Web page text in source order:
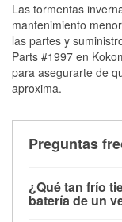
Las tormentas
mantenimiento
las partes y
Parts #1997 en
para asegurarte de
aproxima.
Preguntas
¿Qué tan frío
batería de un